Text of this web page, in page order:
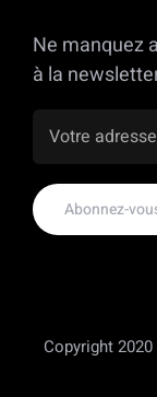
Ne manquez
à la
Copyright